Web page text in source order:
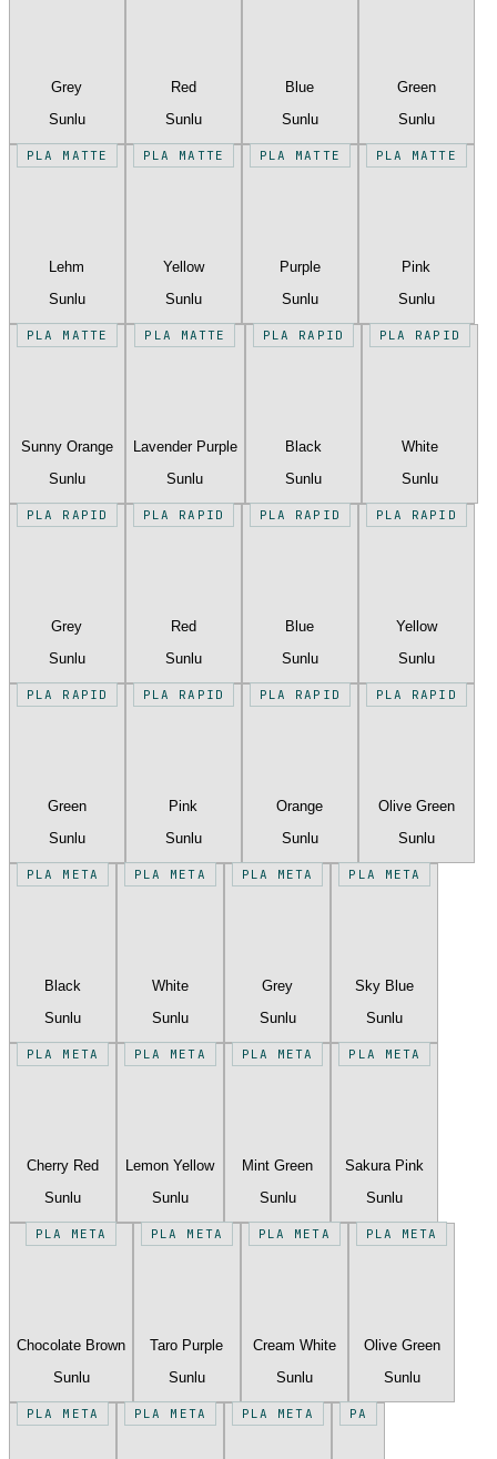
Grey
Sunlu
Red
Sunlu
Blue
Sunlu
Green
Sunlu
PLA MATTE
Lehm
Sunlu
PLA MATTE
Yellow
Sunlu
PLA MATTE
Purple
Sunlu
PLA MATTE
Pink
Sunlu
PLA MATTE
Sunny Orange
Sunlu
PLA MATTE
Lavender Purple
Sunlu
PLA RAPID
Black
Sunlu
PLA RAPID
White
Sunlu
PLA RAPID
Grey
Sunlu
PLA RAPID
Red
Sunlu
PLA RAPID
Blue
Sunlu
PLA RAPID
Yellow
Sunlu
PLA RAPID
Green
Sunlu
PLA RAPID
Pink
Sunlu
PLA RAPID
Orange
Sunlu
PLA RAPID
Olive Green
Sunlu
PLA META
Black
Sunlu
PLA META
White
Sunlu
PLA META
Grey
Sunlu
PLA META
Sky Blue
Sunlu
PLA META
Cherry Red
Sunlu
PLA META
Lemon Yellow
Sunlu
PLA META
Mint Green
Sunlu
PLA META
Sakura Pink
Sunlu
PLA META
Chocolate Brown
Sunlu
PLA META
Taro Purple
Sunlu
PLA META
Cream White
Sunlu
PLA META
Olive Green
Sunlu
PLA META PLA META PLA META PA